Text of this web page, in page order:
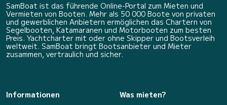
SamBoat ist das führende Online-Portal zum Mieten und
Vermieten von Booten. Mehr als 50 000 Boote von privaten
und gewerblichen Anbietern ermöglichen das Chartern von
Segelbooten, Katamaranen und Motorbooten zum besten
Preis. Yachtcharter mit oder ohne Skipper und Bootsverleih
weltweit. SamBoat bringt Bootsanbieter und Mieter
zusammen, vertraulich und sicher.
Informationen
Was mieten?